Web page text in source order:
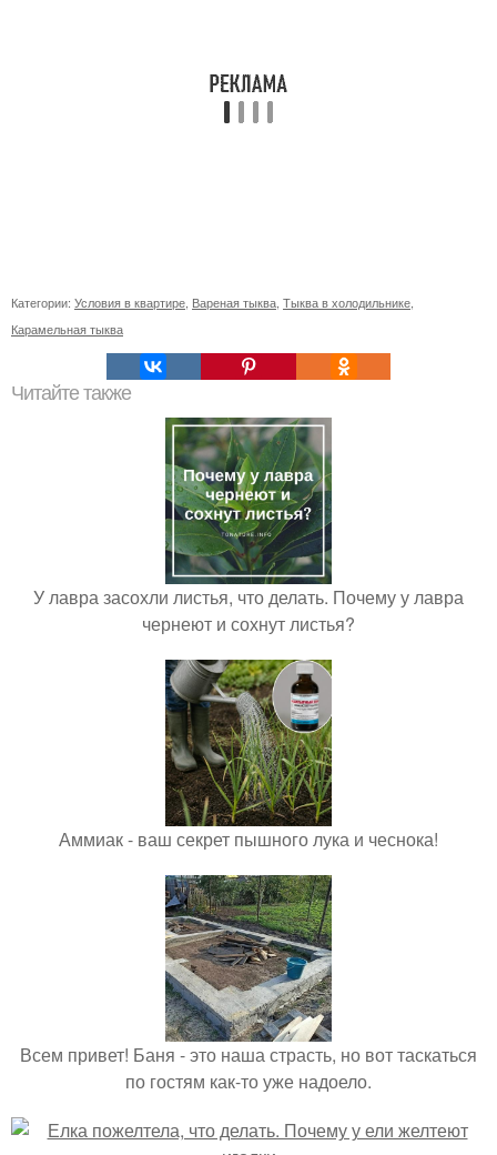
Категории: Условия в квартире Вареная тыква Тыква в холодильнике
Карамельная тыква
Читайте также
У лавра засохли листья, что делать. Почему у лавра
чернеют и сохнут листья?
Аммиак - ваш секрет пышного лука и чеснока!
Всем привет! Баня - это наша страсть, но вот таскаться
по гостям как-то уже надоело.